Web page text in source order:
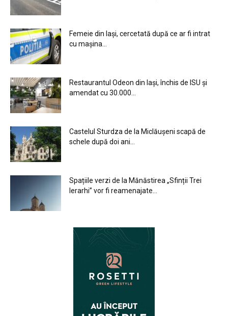
Femeie din Iași, cercetată după ce ar fi intrat
cu mașina...
Restaurantul Odeon din Iași, închis de ISU și
amendat cu 30.000...
Castelul Sturdza de la Miclăușeni scapă de
schele după doi ani...
Spațiile verzi de la Mănăstirea „Sfinții Trei
Ierarhi” vor fi reamenajate...